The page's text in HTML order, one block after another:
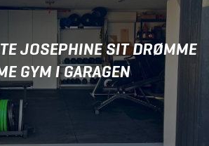
JOSEPHINE SIT DRØMME
GYM I GARAGEN